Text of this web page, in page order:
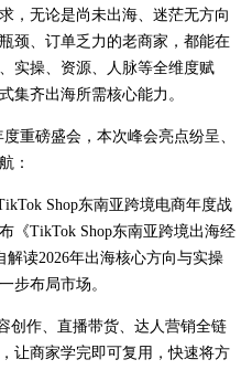
，无论是尚未出海、迷茫无方向
颈、订单乏力的老商家，都能在
实操、资源、人脉等全维度赋
集齐出海所需核心能力。
重磅盛会，本次峰会亮点纷呈、
：
Shop东南亚跨境电商年度战
《TikTok Shop东南亚跨境出海经
读2026年出海核心方向与实操
步布局市场。
创作、直播带货、达人营销全链
让商家学完即可复用，快速将方